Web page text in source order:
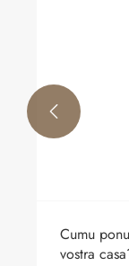
Cumu
vostra
